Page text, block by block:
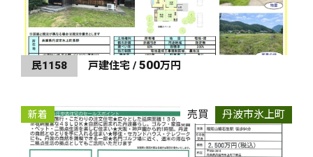
民1158 戸建住宅 / 500万円
新着 売買 丹波市氷上町